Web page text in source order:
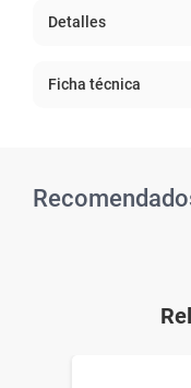
Detalles
Ficha técnica